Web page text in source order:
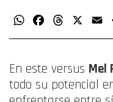
WhatsAppFacebookThreads
En este versus Mel
todo su potencial